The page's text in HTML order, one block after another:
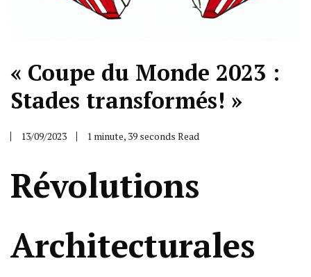
« Coupe du Monde 2023 :
Stades transformés! »
13/09/2023 1 minute, 39 seconds Read
Révolutions
Architecturales